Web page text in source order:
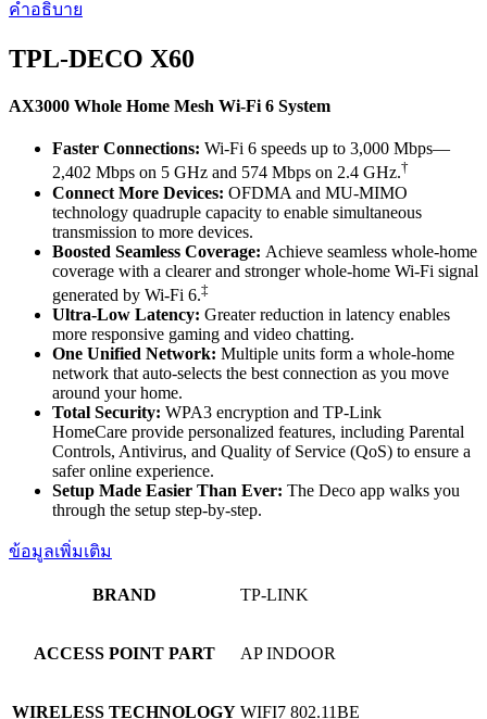
DECO
ประกัน
ชิ้น
คำอธิบาย
TPL-DECO X60
AX3000 Whole Home Mesh Wi-Fi 6 System
Faster Connections: Wi-Fi 6 speeds up to 3,000 Mbps—
2,402 Mbps on 5 GHz and 574 Mbps on 2.4 GHz.†
Connect More Devices: OFDMA and MU-MIMO
technology quadruple capacity to enable simultaneous
transmission to more devices.
Boosted Seamless Coverage: Achieve seamless whole-home
coverage with a clearer and stronger whole-home Wi-Fi signal
generated by Wi-Fi 6.‡
Ultra-Low Latency: Greater reduction in latency enables
more responsive gaming and video chatting.
One Unified Network: Multiple units form a whole-home
network that auto-selects the best connection as you move
around your home.
Total Security: WPA3 encryption and TP-Link
HomeCare provide personalized features, including Parental
Controls, Antivirus, and Quality of Service (QoS) to ensure a
safer online experience.
Setup Made Easier Than Ever: The Deco app walks you
through the setup step-by-step.
ข้อมูลเพิ่มเติม
BRAND TP-LINK
ACCESS POINT PART AP INDOOR
WIRELESS TECHNOLOGY WIFI7 802.11BE